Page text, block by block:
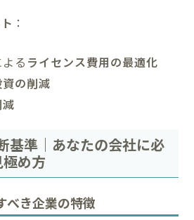
：
る ライセンス費用の最適化
の削減
基準｜あなたの会社に必
め方
べき企業の特徴